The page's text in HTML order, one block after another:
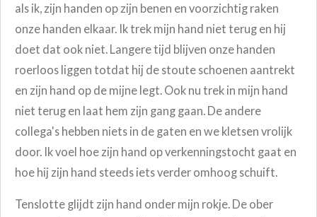
als ik, zijn handen op zijn benen en voorzichtig raken
onze handen elkaar. Ik trek mijn hand niet terug en hij
doet dat ook niet. Langere tijd blijven onze handen
roerloos liggen totdat hij de stoute schoenen aantrekt
en zijn hand op de mijne legt. Ook nu trek in mijn hand
niet terug en laat hem zijn gang gaan. De andere
collega's hebben niets in de gaten en we kletsen vrolijk
door. Ik voel hoe zijn hand op verkenningstocht gaat en
hoe hij zijn hand steeds iets verder omhoog schuift.
Tenslotte glijdt zijn hand onder mijn rokje. De ober